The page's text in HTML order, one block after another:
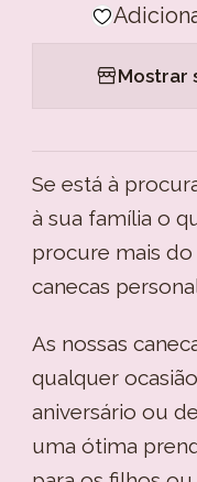
Mostrar
Se está à
à sua família o
procure mais do
canecas
As nossas
qualquer
aniversário ou
uma ótima